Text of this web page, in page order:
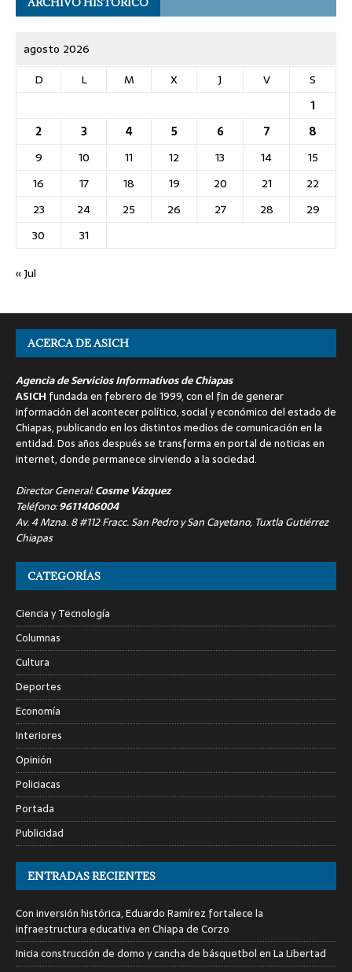
agosto 2026
D
L M X J V
S
1
2
3 4 5 6 7
8
9
10 11 12 13 14
15
16
17 18 19 20 21
22
23
24 25 26 27 28
29
30
31
« Jul
ACERCA DE ASICH
Agencia de Servicios Informativos de Chiapas
ASICH fundada en febrero de 1999, con el fin de generar
información del acontecer político, social y económico del estado de
Chiapas, publicando en los distintos medios de comunicación en la
entidad. Dos años después se transforma en portal de noticias en
internet, donde permanece sirviendo a la sociedad.
Director General:Cosme Vázquez
Teléfono:9611406004
Av. 4 Mzna. 8 #112 Fracc. San Pedro y San Cayetano, Tuxtla Gutiérrez
Chiapas
CATEGORÍAS
Ciencia y Tecnología
Columnas
Cultura
Deportes
Economía
Interiores
Opinión
Policiacas
Portada
Publicidad
ENTRADAS RECIENTES
Con inversión histórica, Eduardo Ramírez fortalece la
infraestructura educativa en Chiapa de Corzo
Inicia construcción de domo y cancha de básquetbol en La Libertad